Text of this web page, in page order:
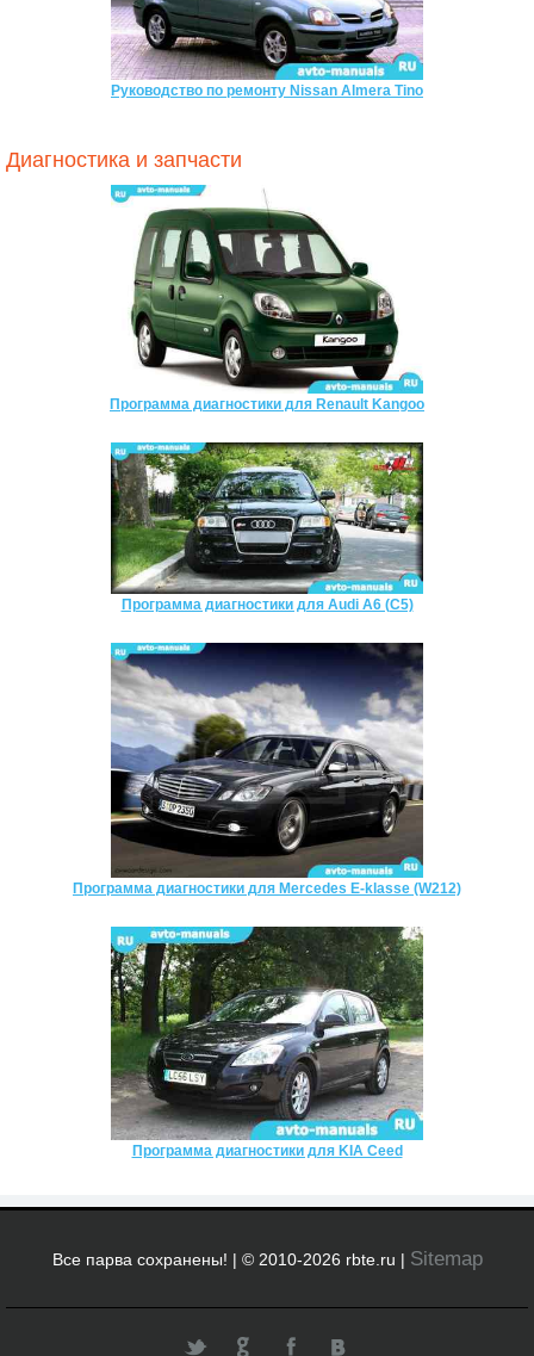
Руководство по ремонту Nissan Almera Tino
Диагностика и запчасти
Программа диагностики для Renault Kangoo
Программа диагностики для Audi A6 (C5)
Программа диагностики для Mercedes E-klasse (W212)
Программа диагностики для KIA Ceed
Все парва сохранены! | © 2010-2026 rbte.ru | Sitemap